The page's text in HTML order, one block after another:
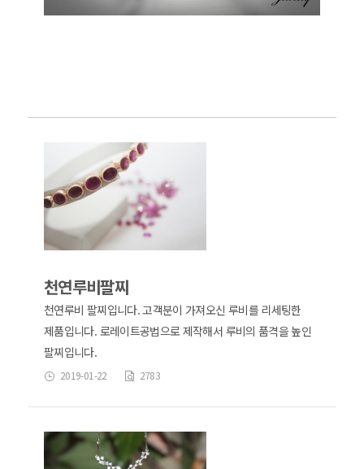
천연루비팔찌
천연루비 팔찌입니다. 고객분이 가져오신 루비를 리세팅한
제품입니다. 로레이트공법으로 제작해서 루비의 품격을 높인
팔찌입니다.
2019-01-22 2783